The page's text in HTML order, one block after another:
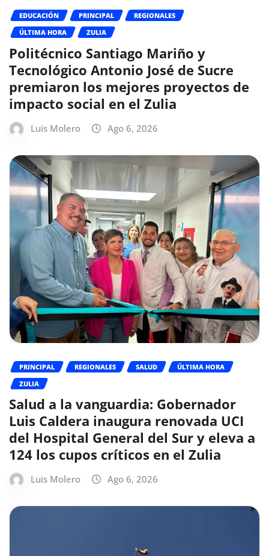
EDUCACIÓN PRINCIPAL
REGIONALES
ÚLTIMA HORA
ZULIA
Politécnico Santiago Mariño y
Tecnológico Antonio José de Sucre
premiaron los mejores proyectos de
impacto social en el Zulia
Luis Molero Ago 6, 2026
PRINCIPAL REGIONALES SALUD
ÚLTIMA HORA
ZULIA
Salud a la vanguardia: Gobernador
Luis Caldera inaugura renovada UCI
del Hospital General del Sur y eleva a
124 los cupos críticos en el Zulia
Luis Molero Ago 6, 2026